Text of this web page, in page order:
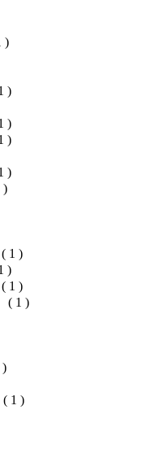
)
)
)
)
)
)
( 1 )
)
( 1 )
( 1 )
)
( 1 )